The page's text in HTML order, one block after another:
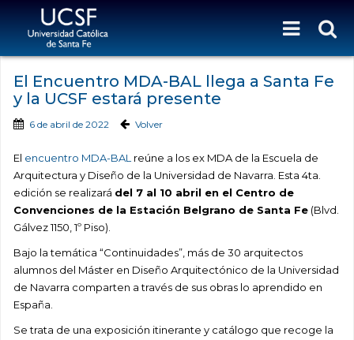
El Encuentro MDA-BAL llega a Santa Fe
y la UCSF estará presente
6 de abril de 2022 Volver
El encuentro MDA-BAL reúne a los ex MDA de la Escuela de
Arquitectura y Diseño de la Universidad de Navarra. Esta 4ta.
edición se realizará del 7 al 10 abril en el Centro de
Convenciones de la Estación Belgrano de Santa Fe (Blvd.
Gálvez 1150, 1º Piso).
Bajo la temática “Continuidades”, más de 30 arquitectos
alumnos del Máster en Diseño Arquitectónico de la Universidad
de Navarra comparten a través de sus obras lo aprendido en
España.
Se trata de una exposición itinerante y catálogo que recoge la